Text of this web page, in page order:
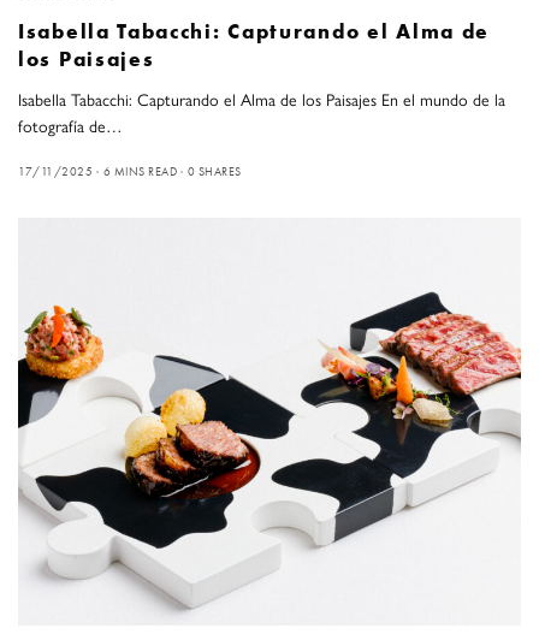
Isabella Tabacchi: Capturando el Alma de
los Paisajes
Isabella Tabacchi: Capturando el Alma de los Paisajes En el mundo de la
fotografía de…
17/11/2025 6 MINS READ 0 SHARES